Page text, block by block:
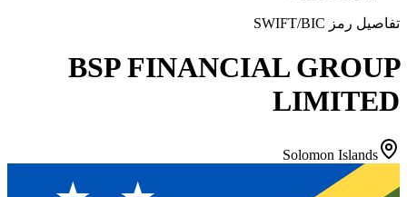
تفاصيل رمز SWIFT/BIC
BSP FINANCIAL GROUP
LIMITED
Solomon Islands